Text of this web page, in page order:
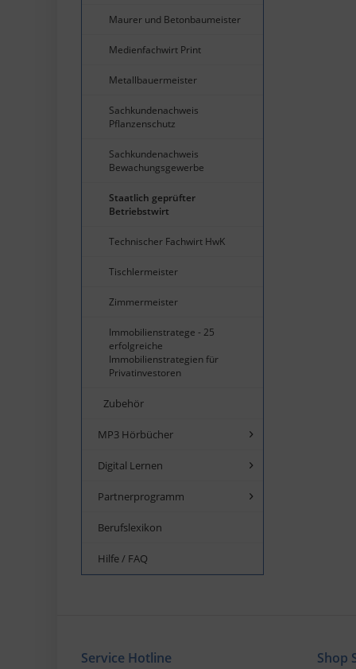
Maurer und Betonbaumeister
Medienfachwirt Print
Metallbauermeister
Sachkundenachweis
Pflanzenschutz
Sachkundenachweis
Bewachungsgewerbe
Staatlich geprüfter
Betriebstwirt
Technischer Fachwirt HwK
Tischlermeister
Zimmermeister
Immobilienstratege - 25
erfolgreiche
Immobilienstrategien für
Privatinvestoren
Zubehör
MP3 Hörbücher
Digital Lernen
Partnerprogramm
Berufslexikon
Hilfe / FAQ
Service Hotline Shop